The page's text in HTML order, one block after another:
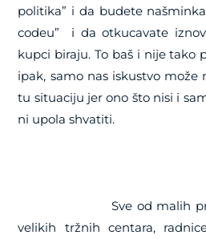
politika” i da budete
codeu” i da otkucavate
kupci biraju. To baš i nije tako
ipak, samo nas iskustvo
tu situaciju jer ono što nisi i
ni upola shvatiti.
Sve od malih
velikih tržnih centara,